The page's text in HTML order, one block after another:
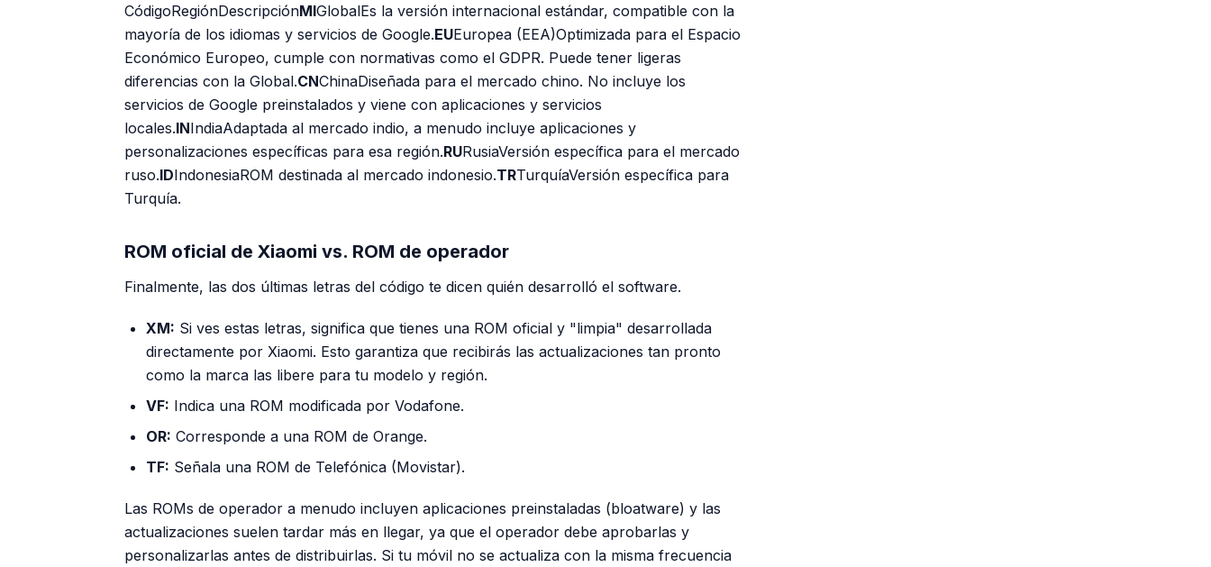
CódigoRegiónDescripciónMIGlobalEs la versión internacional estándar, compatible con la
mayoría de los idiomas y servicios de Google.EUEuropea (EEA)Optimizada para el Espacio
Económico Europeo, cumple con normativas como el GDPR. Puede tener ligeras
diferencias con la Global.CNChinaDiseñada para el mercado chino. No incluye los
servicios de Google preinstalados y viene con aplicaciones y servicios
locales.INIndiaAdaptada al mercado indio, a menudo incluye aplicaciones y
personalizaciones específicas para esa región.RURusiaVersión específica para el mercado
ruso.IDIndonesiaROM destinada al mercado indonesio.TRTurquíaVersión específica para
Turquía.
ROM oficial de Xiaomi vs. ROM de operador
Finalmente, las dos últimas letras del código te dicen quién desarrolló el software.
XM: Si ves estas letras, significa que tienes una ROM oficial y "limpia" desarrollada
directamente por Xiaomi. Esto garantiza que recibirás las actualizaciones tan pronto
como la marca las libere para tu modelo y región.
VF: Indica una ROM modificada por Vodafone.
OR: Corresponde a una ROM de Orange.
TF: Señala una ROM de Telefónica (Movistar).
Las ROMs de operador a menudo incluyen aplicaciones preinstaladas (bloatware) y las
actualizaciones suelen tardar más en llegar, ya que el operador debe aprobarlas y
personalizarlas antes de distribuirlas. Si tu móvil no se actualiza con la misma frecuencia